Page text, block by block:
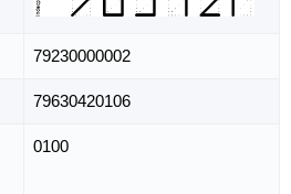
79230000002
79630420106
0100